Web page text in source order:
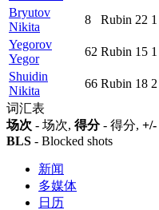
Bryutov
Nikita
8 Rubin 22 1
Yegorov
Yegor
62 Rubin 15 1
Shuidin
Nikita
66 Rubin 18 2
词汇表
场次 - 场次, 得分- 得分, +/-
BLS - Blocked shots
新闻
多媒体
日历